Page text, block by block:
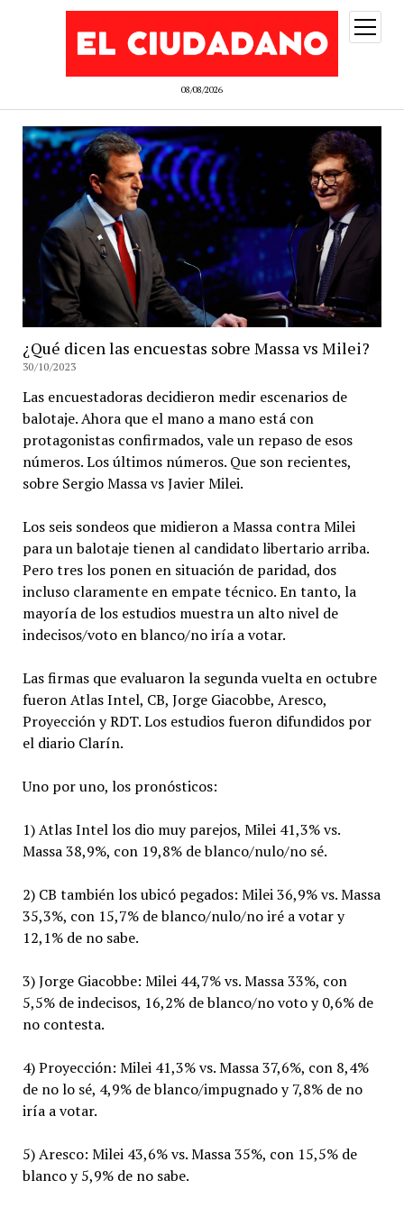
08/08/2026
abrir
menú
¿Qué dicen las encuestas sobre Massa vs Milei?
30/10/2023
Las encuestadoras decidieron medir escenarios de
balotaje. Ahora que el mano a mano está con
protagonistas confirmados, vale un repaso de esos
números. Los últimos números. Que son recientes,
sobre Sergio Massa vs Javier Milei.
Los seis sondeos que midieron a Massa contra Milei
para un balotaje tienen al candidato libertario arriba.
Pero tres los ponen en situación de paridad, dos
incluso claramente en empate técnico. En tanto, la
mayoría de los estudios muestra un alto nivel de
indecisos/voto en blanco/no iría a votar.
Las firmas que evaluaron la segunda vuelta en octubre
fueron Atlas Intel, CB, Jorge Giacobbe, Aresco,
Proyección y RDT. Los estudios fueron difundidos por
el diario Clarín.
Uno por uno, los pronósticos:
1) Atlas Intel los dio muy parejos, Milei 41,3% vs.
Massa 38,9%, con 19,8% de blanco/nulo/no sé.
2) CB también los ubicó pegados: Milei 36,9% vs. Massa
35,3%, con 15,7% de blanco/nulo/no iré a votar y
12,1% de no sabe.
3) Jorge Giacobbe: Milei 44,7% vs. Massa 33%, con
5,5% de indecisos, 16,2% de blanco/no voto y 0,6% de
no contesta.
4) Proyección: Milei 41,3% vs. Massa 37,6%, con 8,4%
de no lo sé, 4,9% de blanco/impugnado y 7,8% de no
iría a votar.
5) Aresco: Milei 43,6% vs. Massa 35%, con 15,5% de
blanco y 5,9% de no sabe.